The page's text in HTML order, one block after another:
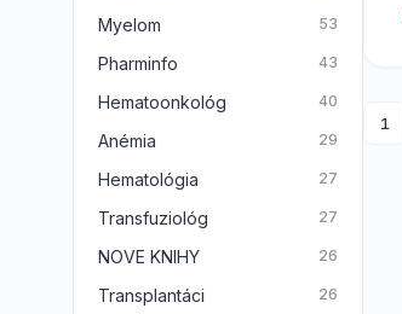
1
Myelom 53
Pharminfo 43
Hematoonkológ 40
Anémia 29
Hematológia 27
Transfuziológ 27
NOVE KNIHY 26
Transplantáci 26